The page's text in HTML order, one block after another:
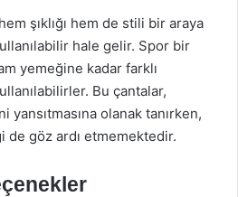
şıklığı hem de stili bir araya
hale gelir. Spor bir
yemeğine kadar farklı
Bu çantalar,
yansıtmasına olanak tanırken,
de göz ardı etmemektedir.